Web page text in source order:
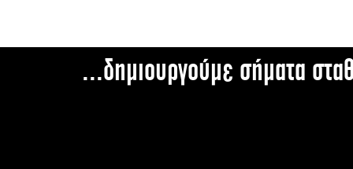
...δημιουργούμε σήματα